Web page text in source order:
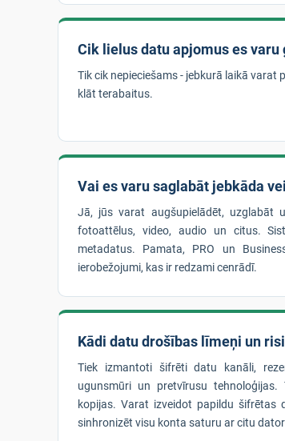
Cik lielus datu apjomus es varu
Tik cik nepieciešams - jebkurā laikā
klāt terabaitus.
Vai es varu saglabāt jebkāda
Jā, jūs varat augšupielādēt, uzglabāt
fotoattēlus, video, audio un citus.
metadatus. Pamata, PRO un
ierobežojumi, kas ir redzami cenrādī.
Kādi datu drošības līmeņi un
Tiek izmantoti šifrēti datu kanāli,
ugunsmūri un pretvīrusu
kopijas. Varat izveidot papildu šifrētas
sinhronizēt visu konta saturu ar citu